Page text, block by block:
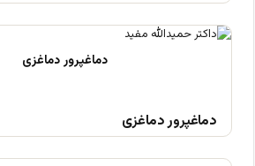
دماغپرور دماغزی